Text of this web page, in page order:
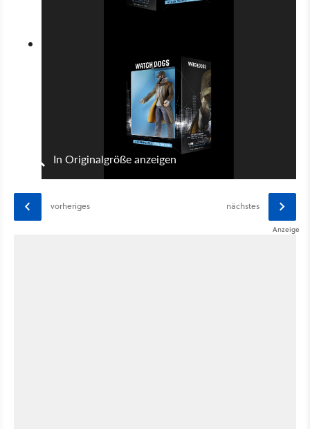
In Originalgröße anzeigen
vorheriges nächstes